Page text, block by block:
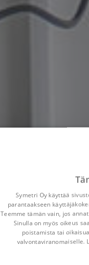
Symetri Oy käyttää
parantaakseen
Teemme tämän vain, jos
Sinulla on myös oikeus
poistamista tai
valvontaviranomaiselle.